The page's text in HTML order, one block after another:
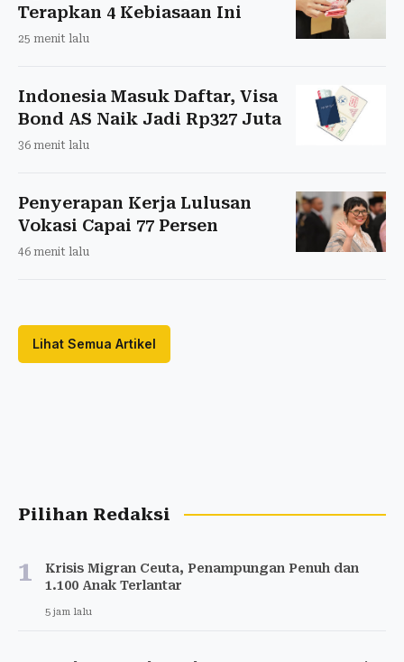
Terapkan 4 Kebiasaan Ini
25 menit lalu
Indonesia Masuk Daftar, Visa
Bond AS Naik Jadi Rp327 Juta
36 menit lalu
Penyerapan Kerja Lulusan
Vokasi Capai 77 Persen
46 menit lalu
Lihat Semua Artikel
Pilihan Redaksi
1
Krisis Migran Ceuta, Penampungan Penuh dan
1.100 Anak Terlantar
5 jam lalu